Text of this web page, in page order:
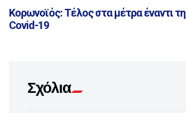
Κορωνοϊός: Τέλος στα μέτρα έναντι
Covid-19
Σχόλια